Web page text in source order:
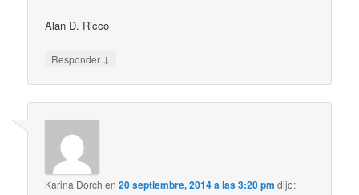
Alan D. Ricco
Responder ↓
Karina Dorch en20 septiembre, 2014 a las 3:20 pm dijo: